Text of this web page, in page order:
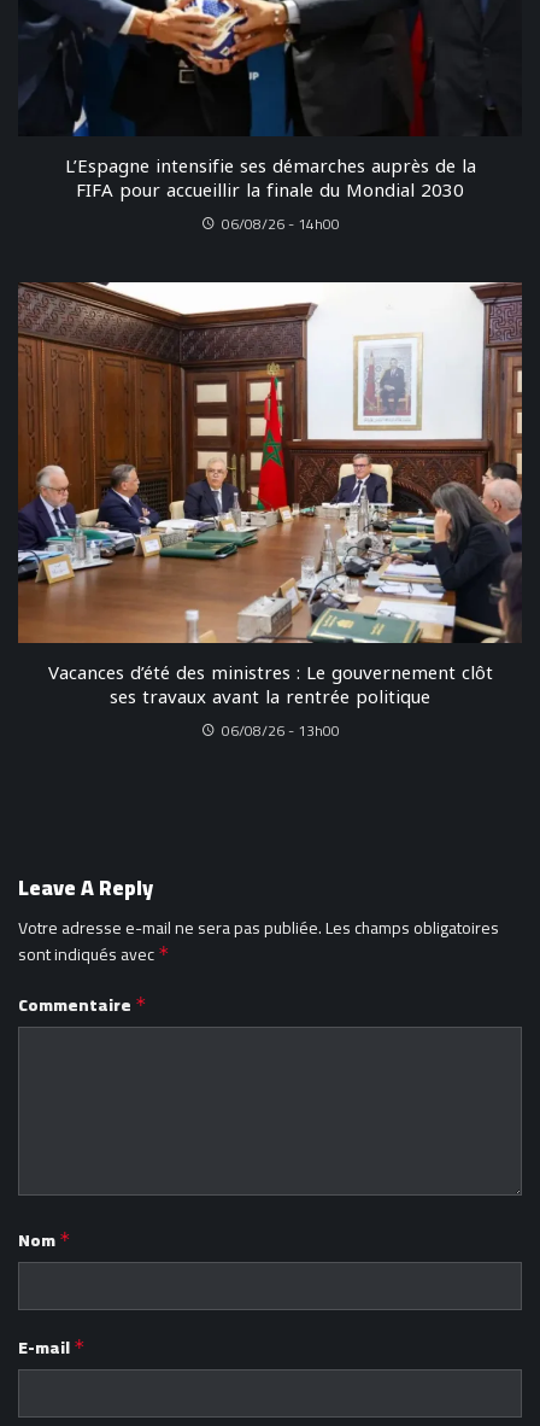
L’Espagne intensifie ses démarches auprès de la
FIFA pour accueillir la finale du Mondial 2030
06/08/26 - 14h00
Vacances d’été des ministres : Le gouvernement clôt
ses travaux avant la rentrée politique
06/08/26 - 13h00
Leave A Reply
Votre adresse e-mail ne sera pas publiée.Les champs obligatoires
sont indiqués avec *
Commentaire *
Nom *
E-mail *